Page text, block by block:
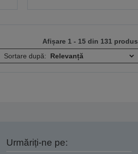
Afișare 1 - 15 din 131
Sortare după:
Urmăriți-ne pe: